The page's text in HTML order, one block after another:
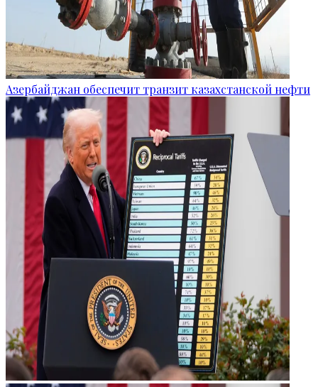
Азербайджан обеспечит транзит казахстанской нефти